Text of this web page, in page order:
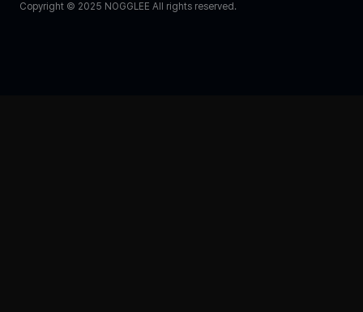
Copyright © 2025 NOGGLEE All rights reserved.